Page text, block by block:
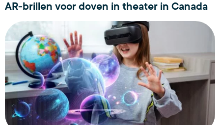
AR-brillen voor doven in theater in Canada